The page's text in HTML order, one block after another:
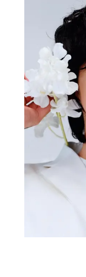
Jungkook
100. (dok.
@jungkook/
img_index=3/